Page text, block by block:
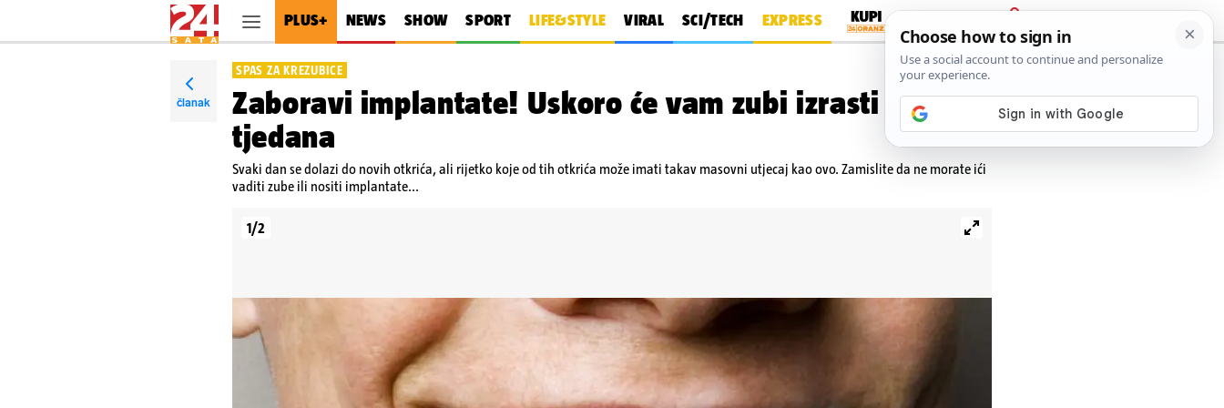
PLUS+ NEWS SHOW SPORT LIFE&STYLE VIRAL SCI/TECH EXPRESS
PRIJAVA
članak
SPAS ZA KREZUBICE
Zaboravi implantate! Uskoro će vam zubi izrasti za 9
tjedana
Svaki dan se dolazi do novih otkrića, ali rijetko koje od tih otkrića može imati takav masovni utjecaj kao ovo. Zamislite da ne morate ići
vaditi zube ili nositi implantate...
1/2